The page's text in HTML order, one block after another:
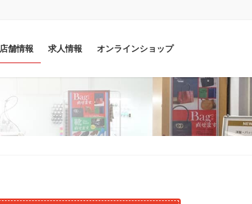
店舗情報 求人情報 オンラインショップ